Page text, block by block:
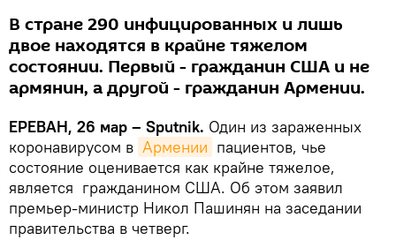
В стране 290 инфицированных и лишь
двое находятся в крайне тяжелом
состоянии. Первый - гражданин США и не
армянин, а другой - гражданин Армении.
ЕРЕВАН, 26 мар – Sputnik. Один из зараженных
коронавирусом в Армении пациентов, чье
состояние оценивается как крайне тяжелое,
является гражданином США. Об этом заявил
премьер-министр Никол Пашинян на заседании
правительства в четверг.